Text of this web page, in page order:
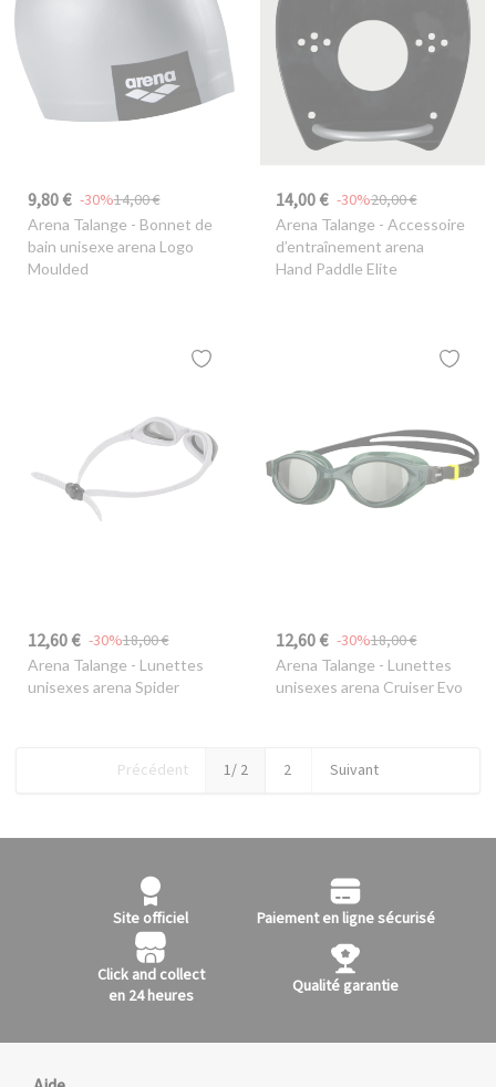
9,80 € 14,00 €
-30%
Arena Talange - Bonnet de
bain unisexe arena Logo
Moulded
14,00 € 20,00 €
-30%
Arena Talange - Accessoire
d’entraînement arena
Hand Paddle Elite
12,60 € 18,00 €
-30%
Arena Talange - Lunettes
unisexes arena Spider
12,60 € 18,00 €
-30%
Arena Talange - Lunettes
unisexes arena Cruiser Evo
Précédent 1/ 2 2 Suivant
Site officiel Paiement en ligne sécurisé
Click and collect
en 24 heures
Qualité garantie